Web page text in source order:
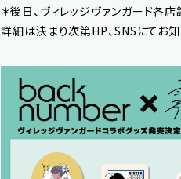
＊後日、ヴィレッジヴァンガード各
詳細は決まり次第HP、SNSにてお知